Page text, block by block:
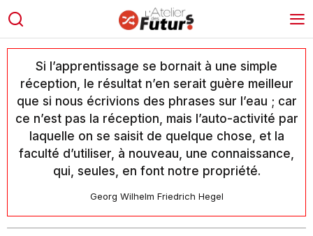
Si l’apprentissage se bornait à une simple
réception, le résultat n’en serait guère meilleur
que si nous écrivions des phrases sur l’eau ; car
ce n’est pas la réception, mais l’auto-activité par
laquelle on se saisit de quelque chose, et la
faculté d’utiliser, à nouveau, une connaissance,
qui, seules, en font notre propriété.
Georg Wilhelm Friedrich Hegel